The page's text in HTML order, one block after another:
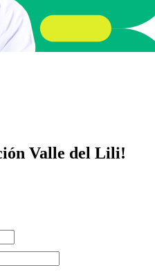
Valle del Lili!